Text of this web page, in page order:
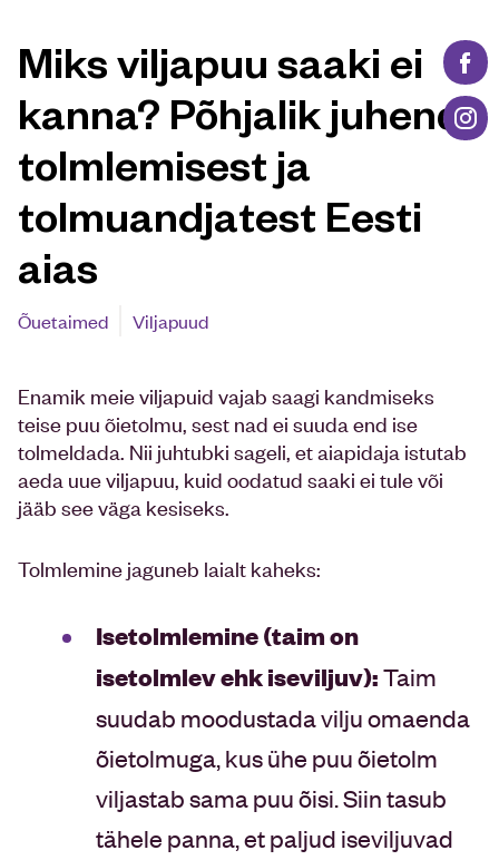
Blogi peamine osa
Miks viljapuu saaki ei
kanna? Põhjalik juhend
tolmlemisest ja
tolmuandjatest Eesti
aias
Õuetaimed Viljapuud
Enamik meie viljapuid vajab saagi kandmiseks
teise puu õietolmu, sest nad ei suuda end ise
tolmeldada. Nii juhtubki sageli, et aiapidaja istutab
aeda uue viljapuu, kuid oodatud saaki ei tule või
jääb see väga kesiseks.
Tolmlemine jaguneb laialt kaheks:
Isetolmlemine (taim on
isetolmlev ehk iseviljuv):Taim
suudab moodustada vilju omaenda
õietolmuga, kus ühe puu õietolm
viljastab sama puu õisi. Siin tasub
tähele panna, et paljud iseviljuvad